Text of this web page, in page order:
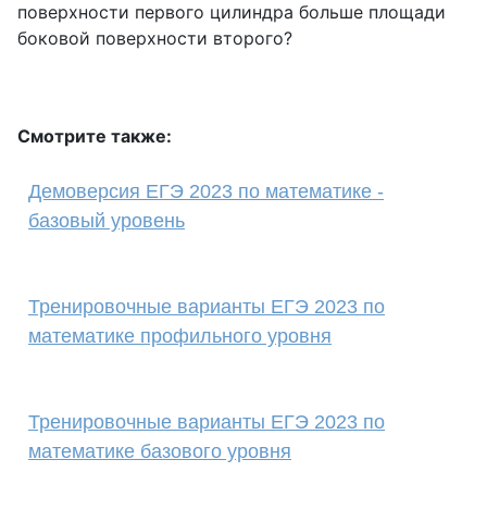
поверхности первого цилиндра больше площади
боковой поверхности второго?
Смотрите также:
Демоверсия ЕГЭ 2023 по математике -
базовый уровень
Тренировочные варианты ЕГЭ 2023 по
математике профильного уровня
Тренировочные варианты ЕГЭ 2023 по
математике базового уровня